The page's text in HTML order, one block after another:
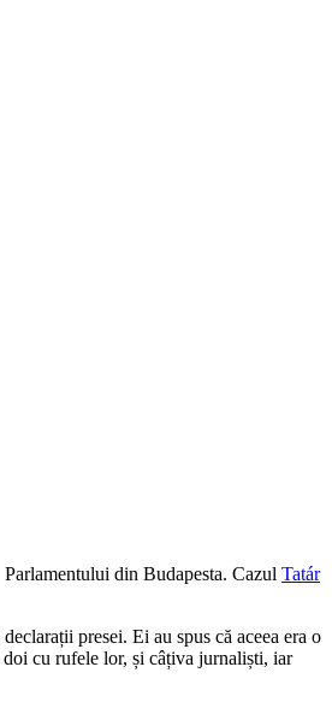
din Budapesta. Cazul Tatár
presei. Ei au spus că aceea era o
cu rufele lor, și câțiva jurnaliști, iar